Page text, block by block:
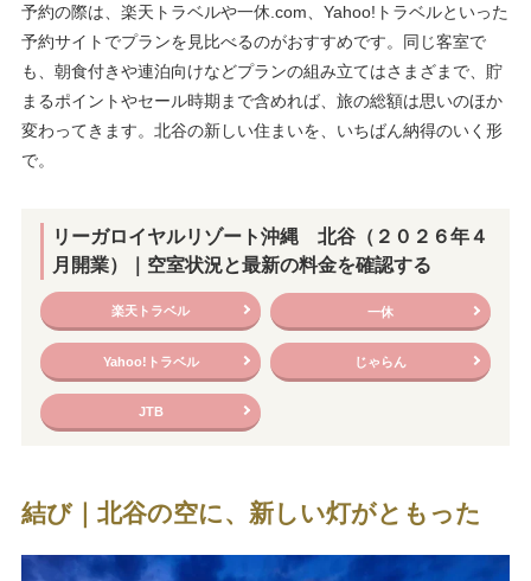
予約の際は、楽天トラベルや一休.com、Yahoo!トラベルといった
予約サイトでプランを見比べるのがおすすめです。同じ客室で
も、朝食付きや連泊向けなどプランの組み立てはさまざまで、貯
まるポイントやセール時期まで含めれば、旅の総額は思いのほか
変わってきます。北谷の新しい住まいを、いちばん納得のいく形
で。
リーガロイヤルリゾート沖縄 北谷（２０２６年４
月開業）
｜空室状況と最新の料金を確認する
楽天トラベル 一休
Yahoo!トラベル じゃらん
JTB
結び｜北谷の空に、新しい灯がともった